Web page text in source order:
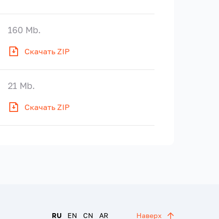
Скачать ZIP
160 Mb.
Скачать ZIP
21 Mb.
RU EN CN AR Наверх